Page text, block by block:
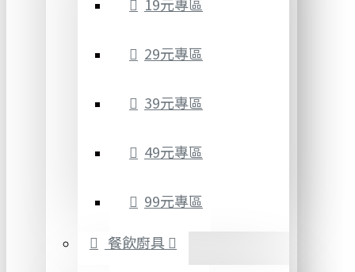
29元專區
39元專區
49元專區
99元專區
餐飲廚具